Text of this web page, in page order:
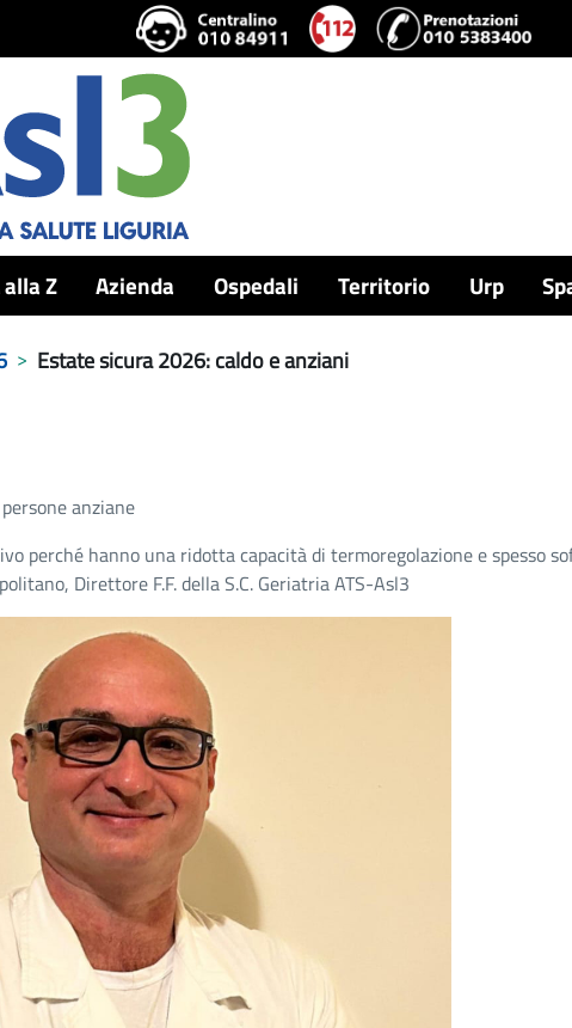
Z Azienda Ospedali Territorio Urp
Estate sicura 2026: caldo e anziani
anziane
perché hanno una ridotta capacità di termoregolazione e spesso
Direttore F.F. della S.C. Geriatria ATS-Asl3